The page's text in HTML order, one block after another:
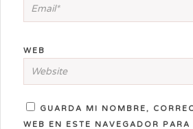
WEB
GUARDA MI NOMBRE,
WEB EN ESTE NAVEGADOR